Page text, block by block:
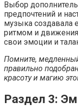
Выбор
предпочтений и
музыка создавала
ритмом и
свои эмоции и
Помните,
правильно
красоту и магию
Раздел 3: